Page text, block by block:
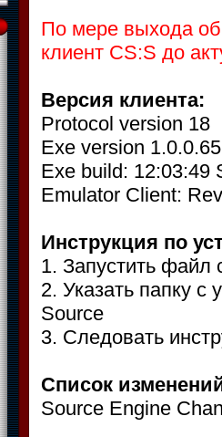
По мере выхода
клиент CS:S до
Версия клиента:
Protocol version 18
Exe version
Exe build: 12:03:49
Emulator Client:
Инструкция по
1. Запустить файл
2. Указать папку
Source
3. Следовать
Список
Source Engine